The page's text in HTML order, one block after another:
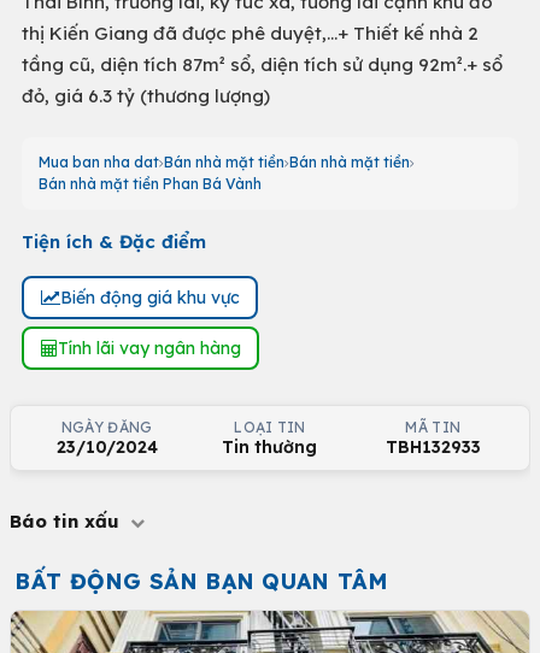
thị Kiến Giang đã được phê duyệt,…+ Thiết kế nhà 2
tầng cũ, diện tích 87m² sổ, diện tích sử dụng 92m².+ sổ
đỏ, giá 6.3 tỷ (thương lượng)
Mua ban nha dat Bán nhà mặt tiền Bán nhà mặt tiền
Bán nhà mặt tiền Phan Bá Vành
Tiện ích & Đặc điểm
Biến động giá khu vực
Tính lãi vay ngân hàng
NGÀY ĐĂNG
23/10/2024
LOẠI TIN
Tin thường
MÃ TIN
TBH132933
Báo tin xấu
BẤT ĐỘNG SẢN BẠN QUAN TÂM